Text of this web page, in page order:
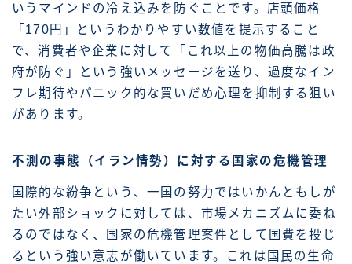
いうマインドの冷え込みを防ぐことです。店頭価格
「170円」というわかりやすい数値を提示すること
で、消費者や企業に対して「これ以上の物価高騰は政
府が防ぐ」という強いメッセージを送り、過度なイン
フレ期待やパニック的な買いだめ心理を抑制する狙い
があります。
不測の事態（イラン情勢）に対する国家の危機管理
国際的な紛争という、一国の努力ではいかんともしが
たい外部ショックに対しては、市場メカニズムに委ね
るのではなく、国家の危機管理案件として国費を投じ
るという強い意志が働いています。これは国民の生命